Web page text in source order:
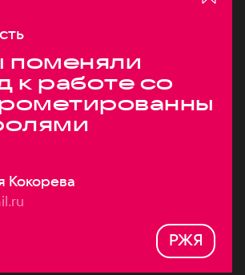
поменяли
к работе со
Кокорева
РЖЯ